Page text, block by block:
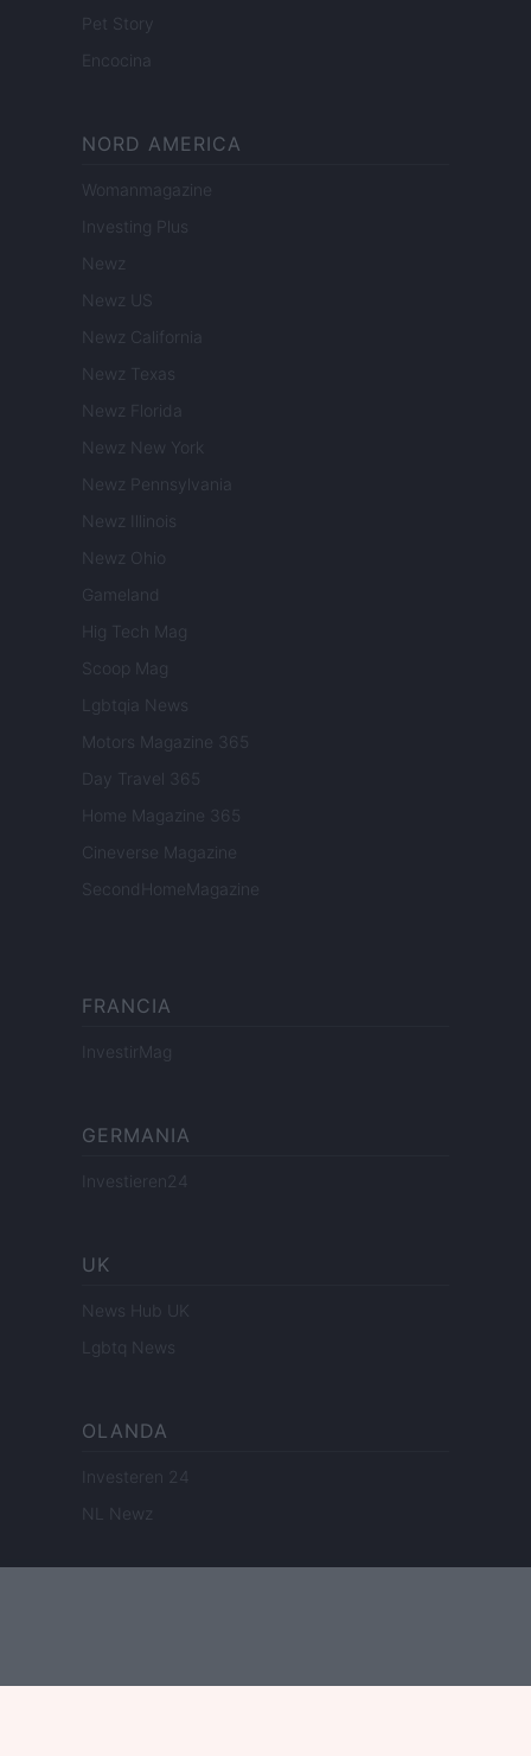
Pet Story
Encocina
NORD AMERICA
Womanmagazine
Investing Plus
Newz
Newz US
Newz California
Newz Texas
Newz Florida
Newz New York
Newz Pennsylvania
Newz Illinois
Newz Ohio
Gameland
Hig Tech Mag
Scoop Mag
Lgbtqia News
Motors Magazine 365
Day Travel 365
Home Magazine 365
Cineverse Magazine
SecondHomeMagazine
FRANCIA
InvestirMag
GERMANIA
Investieren24
UK
News Hub UK
Lgbtq News
OLANDA
Investeren 24
NL Newz